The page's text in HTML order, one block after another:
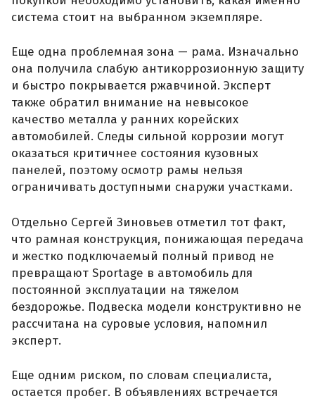
система стоит на выбранном экземпляре.
Еще одна проблемная зона — рама. Изначально
она получила слабую антикоррозионную защиту
и быстро покрывается ржавчиной. Эксперт
также обратил внимание на невысокое
качество металла у ранних корейских
автомобилей. Следы сильной коррозии могут
оказаться критичнее состояния кузовных
панелей, поэтому осмотр рамы нельзя
ограничивать доступными снаружи участками.
Отдельно Сергей Зиновьев отметил тот факт,
что рамная конструкция, понижающая передача
и жестко подключаемый полный привод не
превращают Sportage в автомобиль для
постоянной эксплуатации на тяжелом
бездорожье. Подвеска модели конструктивно не
рассчитана на суровые условия, напомнил
эксперт.
Еще одним риском, по словам специалиста,
остается пробег. В объявлениях встречается